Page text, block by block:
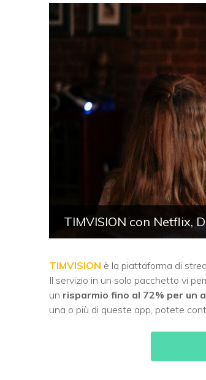
TIMVISION con Netflix,
TIMVISION è la piattaforma di
Il servizio in un solo pacchetto vi
un risparmio fino al 72% per un
una o più di queste app, potete